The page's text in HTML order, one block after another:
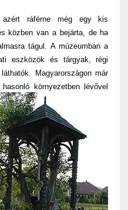
azért ráférne még egy kis
közben van a bejárta, de ha
tágul. A múzeumban a
eszközök és tárgyak, régi
Magyarországon már
környezetben lévővel